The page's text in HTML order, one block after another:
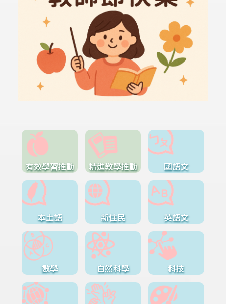
有效學習推動 精進教學推動 國語文
本土語 新住民 英語文
數學 自然科學 科技